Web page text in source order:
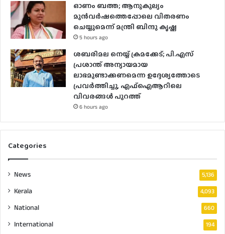
ഓണം ബത്ത; ആനുകൂല്യം
മുൻവർഷത്തെപ്പോലെ വിതരണം
ചെയ്യുമെന്ന് മന്ത്രി ബിന്ദു കൃഷ്ണ
5 hours ago
ശബരിമല നെയ്യ് ക്രമക്കേട്; പി.എസ്
പ്രശാന്ത് അന്യായമായ
ലാഭമുണ്ടാക്കണമെന്ന ഉദ്ദേശ്യത്തോടെ
പ്രവർത്തിച്ചു, എഫ്ഐആറിലെ
വിവരങ്ങൾ പുറത്ത്
6 hours ago
Categories
News 5,136
Kerala 4,093
National 660
International 194